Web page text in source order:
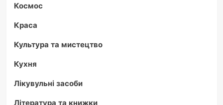
Космос
Краса
Культура та мистецтво
Кухня
Лікувульні засоби
Література та книжки